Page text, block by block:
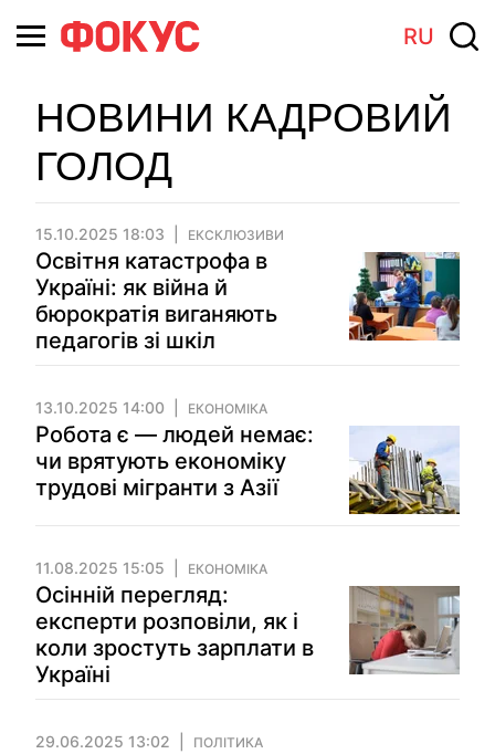
RU
НОВИНИ КАДРОВИЙ
ГОЛОД
15.10.2025 18:03 ЕКСКЛЮЗИВИ
Освітня катастрофа в
Україні: як війна й
бюрократія виганяють
педагогів зі шкіл
13.10.2025 14:00 ЕКОНОМІКА
Робота є — людей немає:
чи врятують економіку
трудові мігранти з Азії
11.08.2025 15:05 ЕКОНОМІКА
Осінній перегляд:
експерти розповіли, як і
коли зростуть зарплати в
Україні
29.06.2025 13:02 ПОЛІТИКА